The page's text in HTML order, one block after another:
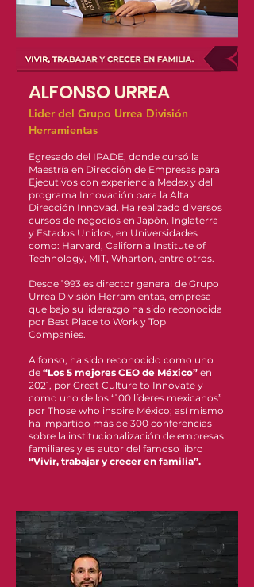
ALFONSO URREA
Lider del Grupo Urrea División
Herramientas
Egresado del IPADE, donde cursó la
Maestría en Dirección de Empresas para
Ejecutivos con experiencia Medex y del
programa Innovación para la Alta
Dirección Innovad. Ha realizado diversos
cursos de negocios en Japón, Inglaterra
y Estados Unidos, en Universidades
como: Harvard, California Institute of
Technology, MIT, Wharton, entre otros.
Desde 1993 es director general de Grupo
Urrea División Herramientas, empresa
que bajo su liderazgo ha sido reconocida
por Best Place to Work y Top
Companies.
Alfonso, ha sido reconocido como uno
de “Los 5 mejores CEO de México” en
2021, por Great Culture to Innovate y
como uno de los “100 líderes mexicanos”
por Those who inspire México; así mismo
ha impartido más de 300 conferencias
sobre la institucionalización de empresas
familiares y es autor del famoso libro
“Vivir, trabajar y crecer en familia”.